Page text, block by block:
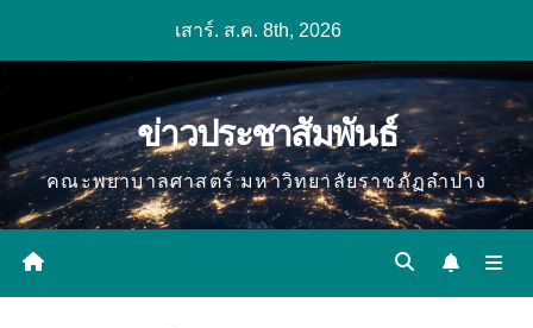
เสาร์. ส.ค. 8th, 2026
ข่าวประชาสัมพันธ์
คณะพยาบาลศาสตร์ มหาวิทยาลัยราชภัฏลำปาง